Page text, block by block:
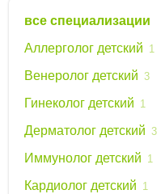
все специализации
Аллерголог детский 1
Венеролог детский 3
Гинеколог детский 1
Дерматолог детский 3
Иммунолог детский 1
Кардиолог детский 1